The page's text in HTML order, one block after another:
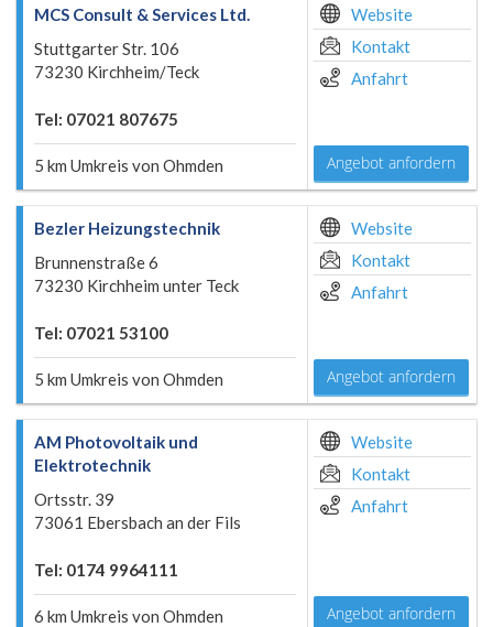
MCS Consult & Services Ltd.
Stuttgarter Str. 106
73230 Kirchheim/Teck
Tel: 07021 807675
5 km Umkreis von Ohmden
Website
Kontakt
Anfahrt
Angebot anfordern
Bezler Heizungstechnik
Brunnenstraße 6
73230 Kirchheim unter Teck
Tel: 07021 53100
5 km Umkreis von Ohmden
Website
Kontakt
Anfahrt
Angebot anfordern
AM Photovoltaik und
Elektrotechnik
Ortsstr. 39
73061 Ebersbach an der Fils
Tel: 0174 9964111
6 km Umkreis von Ohmden
Website
Kontakt
Anfahrt
Angebot anfordern